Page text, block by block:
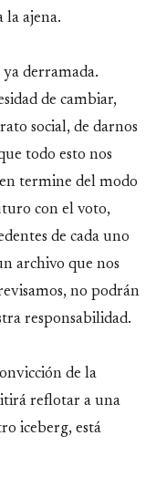
la ajena.
derramada.
de cambiar,
social, de darnos
todo esto nos
termine del modo
con el voto,
de cada uno
archivo que nos
no podrán
responsabilidad.
de la
reflotar a una
iceberg, está